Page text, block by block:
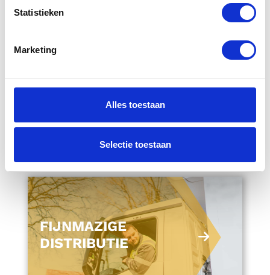
Statistieken
Marketing
Alles toestaan
Selectie toestaan
Nabuurs heeft locaties verspreid door heel
warehouse en kantoor van City Logistics. Het
volumenetwerk van Nabuurs is volledig
met lokale kennis en expertise van diverse
lokale wet- en regelgeving.
FIJNMAZIGE
DISTRIBUTIE